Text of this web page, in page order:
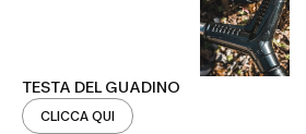
TESTA DEL GUADINO
CLICCA QUI